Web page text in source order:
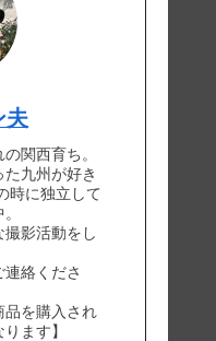
夫
関西育ち。
九州が好き
時に独立して
影活動をし
絡くださ
品を購入され
ます】